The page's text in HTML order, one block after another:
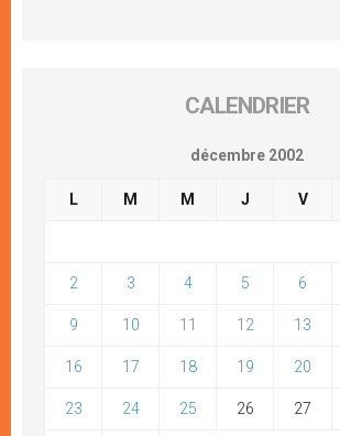
CALENDRIER
décembre 2002
L M M J V
2 3 4 5 6
9 10 11 12 13
16 17 18 19 20
23 24 25 26 27